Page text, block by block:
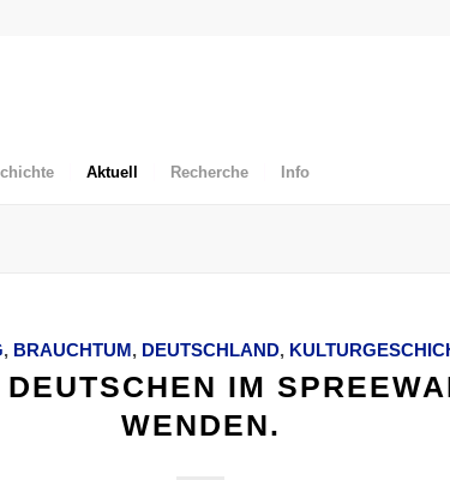
Aktuell Recherche Info
, BRAUCHTUM, DEUTSCHLAND,
IM
WENDEN.